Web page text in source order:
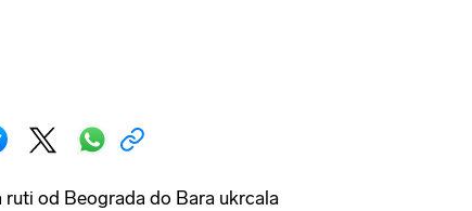
ruti od Beograda do Bara ukrcala